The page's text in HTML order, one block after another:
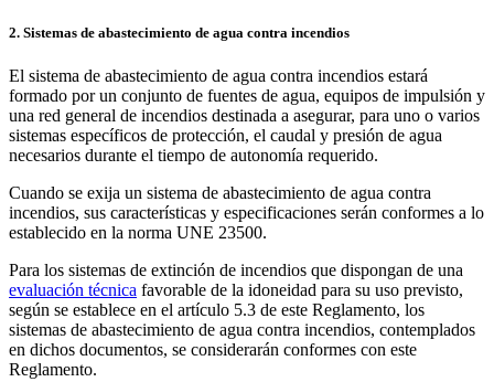
2. Sistemas de abastecimiento de agua contra incendios
El sistema de abastecimiento de agua contra incendios estará
formado por un conjunto de fuentes de agua, equipos de impulsión y
una red general de incendios destinada a asegurar, para uno o varios
sistemas específicos de protección, el caudal y presión de agua
necesarios durante el tiempo de autonomía requerido.
Cuando se exija un sistema de abastecimiento de agua contra
incendios, sus características y especificaciones serán conformes a lo
establecido en la norma UNE 23500.
Para los sistemas de extinción de incendios que dispongan de una
evaluación técnica favorable de la idoneidad para su uso previsto,
según se establece en el artículo 5.3 de este Reglamento, los
sistemas de abastecimiento de agua contra incendios, contemplados
en dichos documentos, se considerarán conformes con este
Reglamento.